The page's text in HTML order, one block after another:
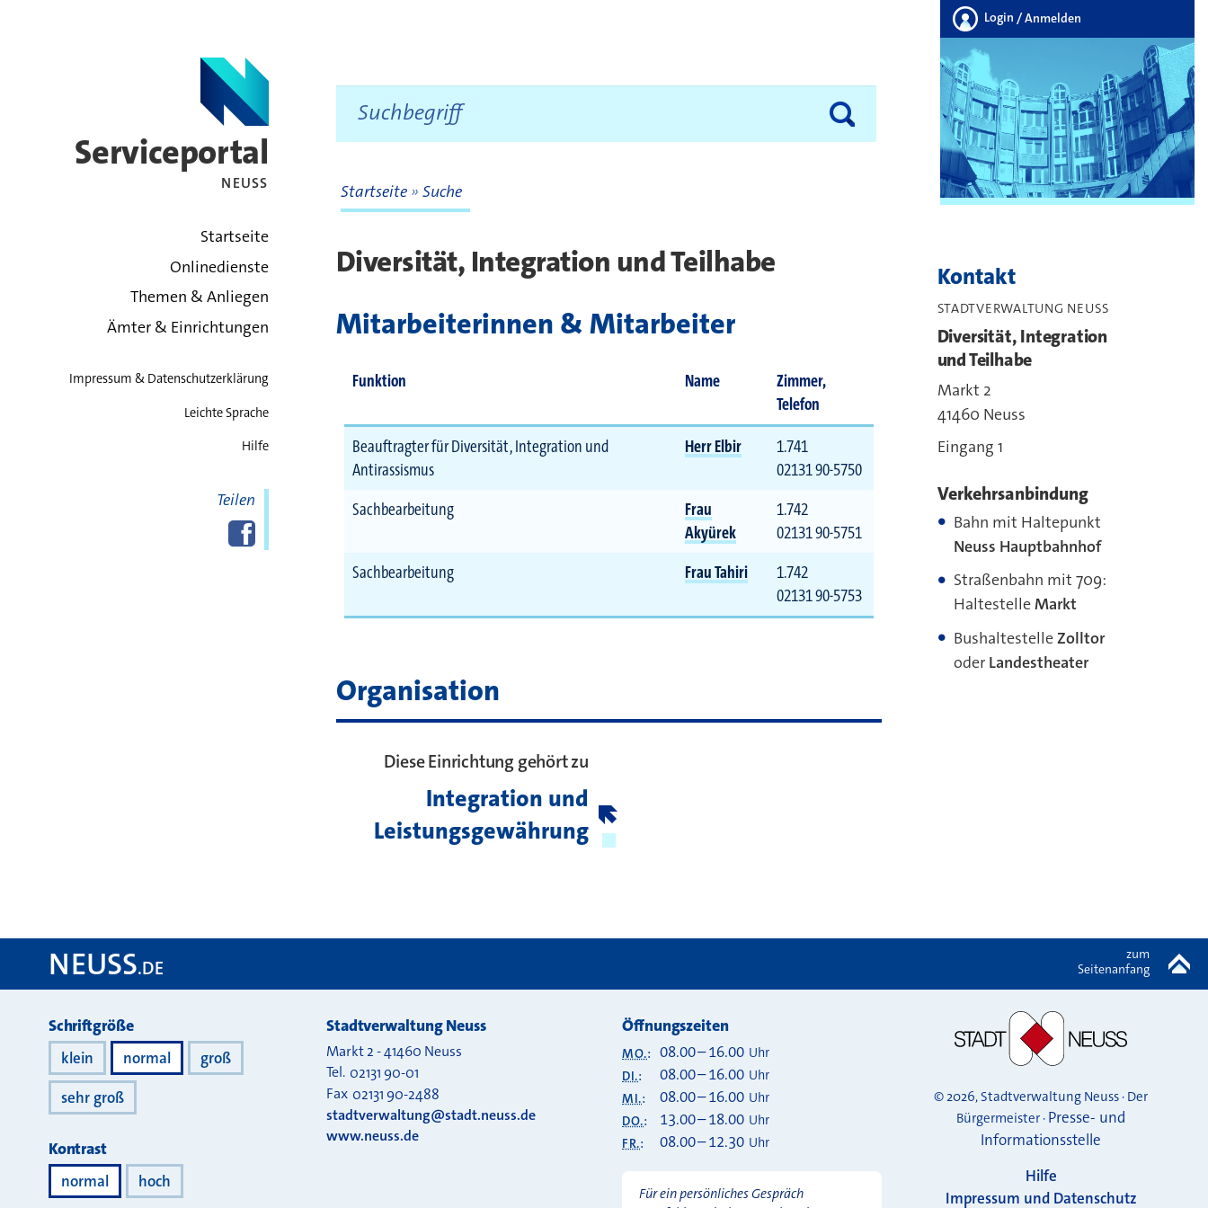
Serviceportal
NEUSS
zurück zur Startseite
Startseite
Onlinedienste
Themen & Anliegen
Ämter & Einrichtungen
Impressum & Datenschutzerklärung
Leichte Sprache
Hilfe
Teilen
Diese Seite bei
Facebook
teilen
Login / Anmelden
Startseite Suche
Diversität, Integration und Teilhabe
Mitarbeiterinnen & Mitarbeiter
Funktion Name
Zimmer,
Telefon
Beauftragter für Diversität, Integration und
Antirassismus
Herr Elbir
1.741
02131 90-5750
Sachbearbeitung
Frau
Akyürek
1.742
02131 90-5751
Sachbearbeitung
Frau Tahiri
1.742
02131 90-5753
Organisation
Diese Einrichtung gehört zu
Integration und
Leistungsgewährung
Kontakt
STADTVERWALTUNG NEUSS
Diversität, Integration
und Teilhabe
Markt 2
41460 Neuss
Eingang 1
Verkehrsanbindung
Bahn mit Haltepunkt
Neuss Hauptbahnhof
Straßenbahn mit 709:
HaltestelleMarkt
BushaltestelleZolltor
oderLandestheater
NEUSS.DE
zum
Seitenanfang
Darstellung
Schriftgröße
klein normal
groß
sehr groß
Kontrast
normal hoch
Stadtverwaltung Neuss
Markt 2-41460 Neuss
Tel. 02131 90-01
Fax 02131 90-2488
stadtverwaltung@stadt.neuss.de
www.neuss.de
Öffnungszeiten
MO.: 08.00–16.00 Uhr
DI.: 08.00–16.00 Uhr
MI.: 08.00–16.00 Uhr
DO.: 13.00–18.00 Uhr
FR.: 08.00–12.30 Uhr
Für ein persönliches Gespräch
© 2026, Stadtverwaltung Neuss · Der
Bürgermeister · Presse- und
Informationsstelle
Hilfe
Impressum und Datenschutz